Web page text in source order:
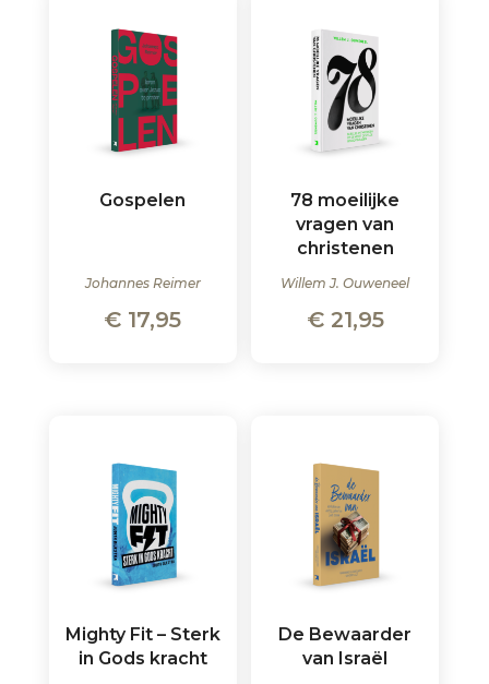
Gospelen
Johannes Reimer
€ 17,95
78 moeilijke
vragen van
christenen
Willem J. Ouweneel
€21,95
Mighty Fit – Sterk
in Gods kracht
De Bewaarder
van Israël